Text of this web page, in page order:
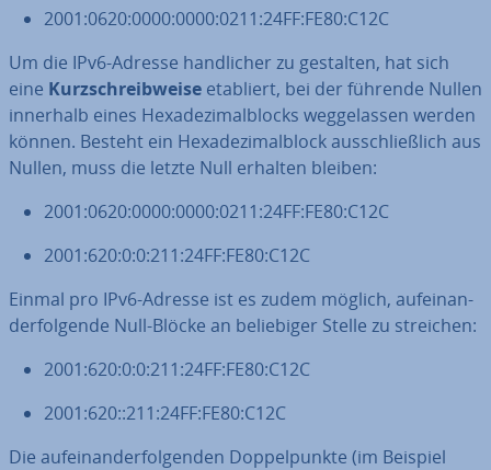
2001:0620:0000:0000:0211:24FF:FE80:C12C
Um die IPv6-Adresse hand­li­cher zu gestalten, hat sich
eine Kurz­schreib­wei­se etabliert, bei der führende Nullen
innerhalb eines He­xa­de­zi­mal­blocks weg­ge­las­sen werden
können. Besteht ein He­xa­de­zi­mal­block aus­schließ­lich aus
Nullen, muss die letzte Null erhalten bleiben:
2001:0620:0000:0000:0211:24FF:FE80:C12C
2001:620:0:0:211:24FF:FE80:C12C
Einmal pro IPv6-Adresse ist es zudem möglich, auf­ein­an­
der­fol­gen­de Null-Blöcke an be­lie­bi­ger Stelle zu streichen:
2001:620:0:0:211:24FF:FE80:C12C
2001:620::211:24FF:FE80:C12C
Die auf­ein­an­der­fol­gen­den Dop­pel­punk­te (im Beispiel